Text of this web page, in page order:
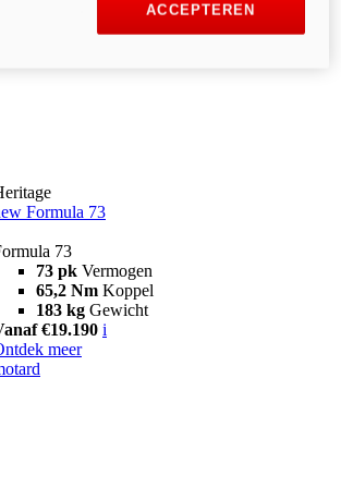
Formula 73
73
73 pk Vermogen
65,2 Nm Koppel
183 kg Gewicht
€19.190 i
meer
ACCEPTEREN